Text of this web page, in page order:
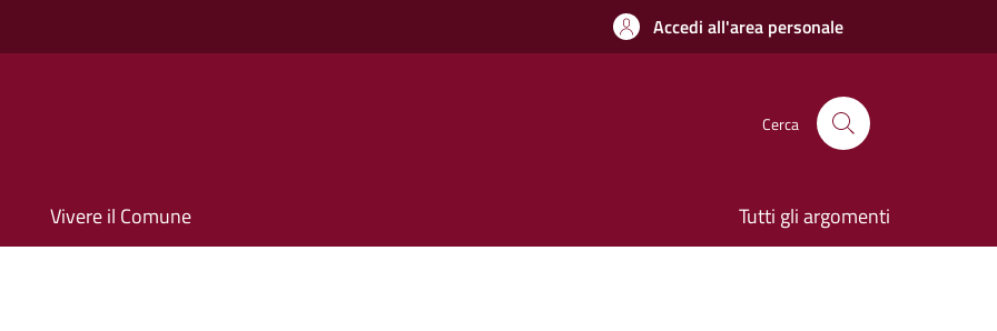
Accedi all'area personale
Cerca
Vivere il Comune Tutti gli argomenti